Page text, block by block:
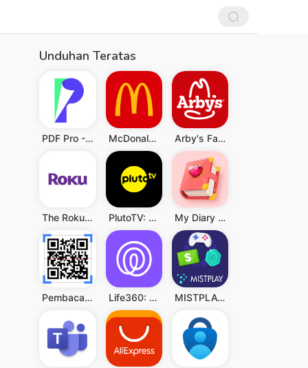
Unduhan Teratas
PDF Pro - Reader & Maker McDonald's Arby's Fast Food Sandwiches
The Roku App (Official) PlutoTV: Live TV & Free Movies My Diary - Diary With Lock
Pembaca QR & Kode Batang Life360: Berbagi Lokasi MISTPLAY: Play to Earn Money